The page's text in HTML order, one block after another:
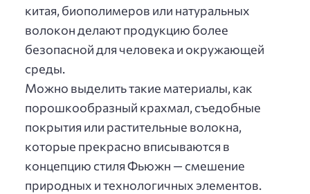
китая, биополимеров или натуральных
волокон делают продукцию более
безопасной для человека и окружающей
среды.
Можно выделить такие материалы, как
порошкообразный крахмал, съедобные
покрытия или растительные волокна,
которые прекрасно вписываются в
концепцию стиля Фьюжн — смешение
природных и технологичных элементов.